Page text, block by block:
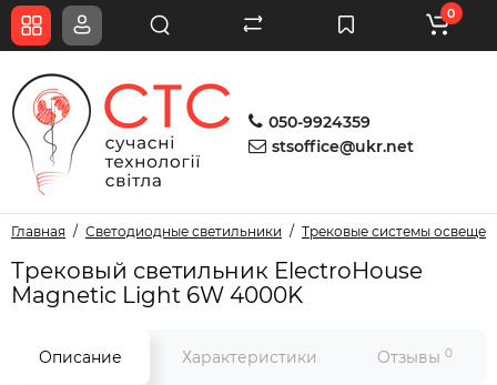
050-9924359
stsoffice@ukr.net
0
Главная Светодиодные светильники Трековые системы
Трековый светильник ElectroHouse
Magnetic Light 6W 4000K
Описание Характеристики Отзывы 0